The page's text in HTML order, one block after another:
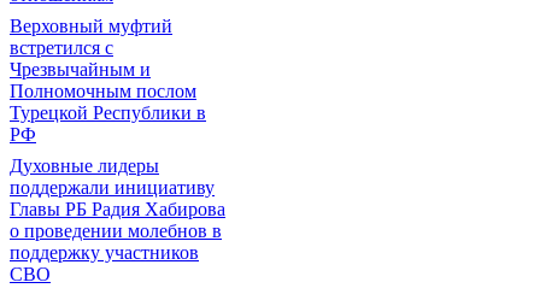
Верховный муфтий
встретился с
Чрезвычайным и
Полномочным послом
Турецкой Республики в
РФ
Духовные лидеры
поддержали инициативу
Главы РБ Радия Хабирова
о проведении молебнов в
поддержку участников
СВО